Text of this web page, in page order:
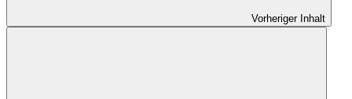
Vorheriger Inhalt